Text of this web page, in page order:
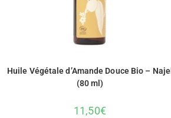
Huile Végétale d’Amande Douce Bio – Najel
(80 ml)
11,50€